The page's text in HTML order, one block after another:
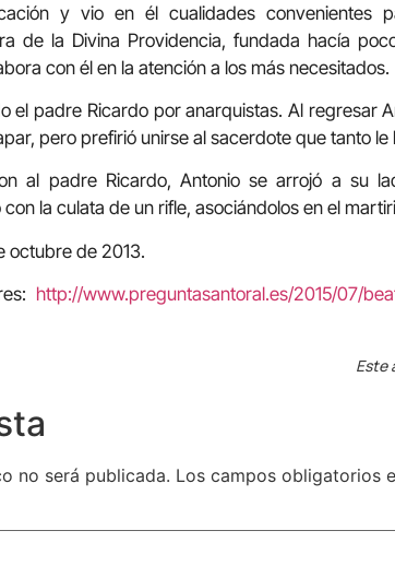
y vio en él cualidades convenientes
de la Divina Providencia, fundada hacía
con él en la atención a los más necesitados.
el padre Ricardo por anarquistas. Al regresar
pero prefirió unirse al sacerdote que tanto le
al padre Ricardo, Antonio se arrojó a su
la culata de un rifle, asociándolos en el
octubre de 2013.
http://www.preguntasantoral.es/2015/07/
Este
no será publicada. Los campos obligatorios